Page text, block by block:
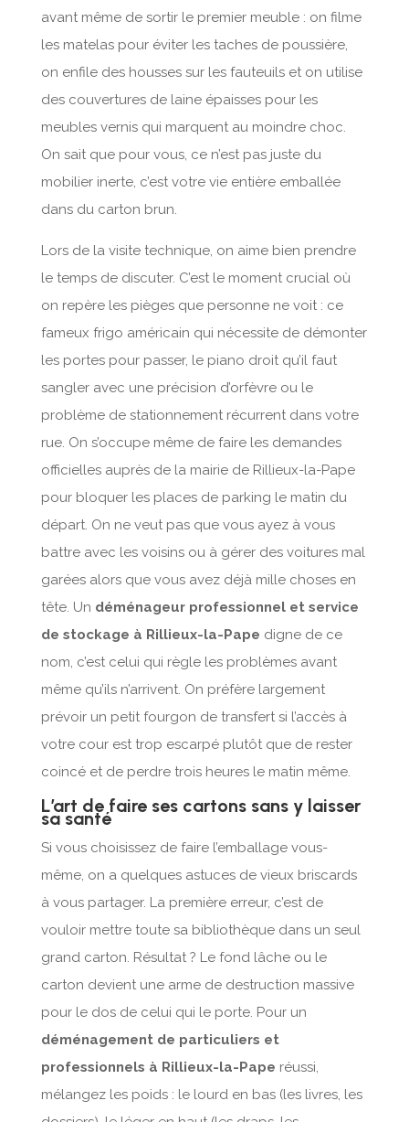
avant même de sortir le premier meuble : on filme
les matelas pour éviter les taches de poussière,
on enfile des housses sur les fauteuils et on utilise
des couvertures de laine épaisses pour les
meubles vernis qui marquent au moindre choc.
On sait que pour vous, ce n’est pas juste du
mobilier inerte, c’est votre vie entière emballée
dans du carton brun.
Lors de la visite technique, on aime bien prendre
le temps de discuter. C’est le moment crucial où
on repère les pièges que personne ne voit : ce
fameux frigo américain qui nécessite de démonter
les portes pour passer, le piano droit qu’il faut
sangler avec une précision d’orfèvre ou le
problème de stationnement récurrent dans votre
rue. On s’occupe même de faire les demandes
officielles auprès de la mairie de Rillieux-la-Pape
pour bloquer les places de parking le matin du
départ. On ne veut pas que vous ayez à vous
battre avec les voisins ou à gérer des voitures mal
garées alors que vous avez déjà mille choses en
tête. Un déménageur professionnel et service
de stockage à Rillieux-la-Pape digne de ce
nom, c’est celui qui règle les problèmes avant
même qu’ils n’arrivent. On préfère largement
prévoir un petit fourgon de transfert si l’accès à
votre cour est trop escarpé plutôt que de rester
coincé et de perdre trois heures le matin même.
L’art de faire ses cartons sans y laisser
sa santé
Si vous choisissez de faire l’emballage vous-
même, on a quelques astuces de vieux briscards
à vous partager. La première erreur, c’est de
vouloir mettre toute sa bibliothèque dans un seul
grand carton. Résultat ? Le fond lâche ou le
carton devient une arme de destruction massive
pour le dos de celui qui le porte. Pour un
déménagement de particuliers et
professionnels à Rillieux-la-Pape réussi,
mélangez les poids : le lourd en bas (les livres, les